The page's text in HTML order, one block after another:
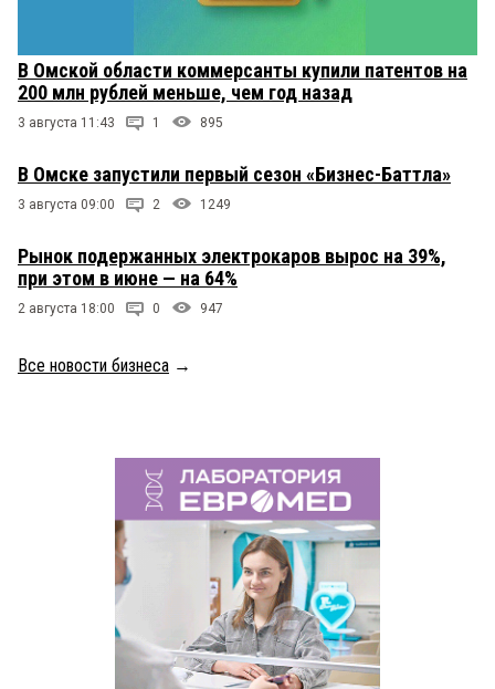
В Омской области коммерсанты купили патентов на
200 млн рублей меньше, чем год назад
3 августа 11:43 1 895
В Омске запустили первый сезон «Бизнес-Баттла»
3 августа 09:00 2 1249
Рынок подержанных электрокаров вырос на 39%,
при этом в июне — на 64%
2 августа 18:00 0 947
Все новости бизнеса →